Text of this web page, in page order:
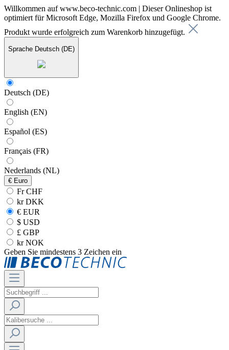
Willkommen auf www.beco-technic.com | Dieser Onlineshop ist
optimiert für Microsoft Edge, Mozilla Firefox und Google Chrome.
Produkt wurde erfolgreich zum Warenkorb hinzugefügt.
Sprache Deutsch (DE)
Deutsch (DE)
English (EN)
Español (ES)
Français (FR)
Nederlands (NL)
€ Euro
Fr CHF
kr DKK
€ EUR
$ USD
£ GBP
kr NOK
Geben Sie mindestens 3 Zeichen ein